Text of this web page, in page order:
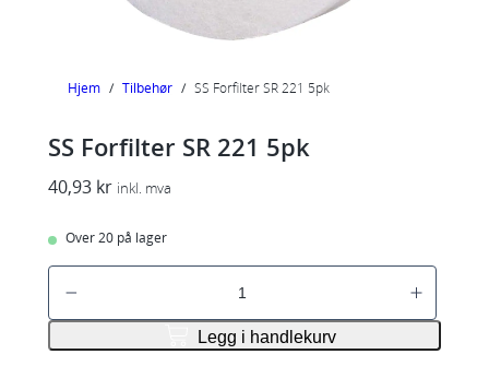
Hjem / Tilbehør / SS Forfilter SR 221 5pk
SS Forfilter SR 221 5pk
40,93 kr inkl. mva
Over 20 på lager
S
Legg i handlekurv